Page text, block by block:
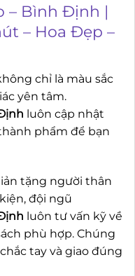
– Bình Định |
– Hoa Đẹp –
chỉ là màu sắc
yên tâm.
luôn cập nhật
phẩm để bạn
tặng người thân
đội ngũ
luôn tư vấn kỹ về
phù hợp. Chúng
tay và giao đúng